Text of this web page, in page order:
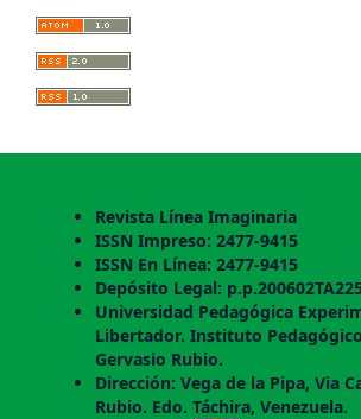
Revista Línea Imaginaria
ISSN Impreso: 2477-9415
ISSN En Línea: 2477-9415
Depósito Legal:
Universidad Pedagógica
Libertador. Instituto
Gervasio Rubio.
Dirección: Vega de la Pipa, Via
Rubio. Edo. Táchira, Venezuela.